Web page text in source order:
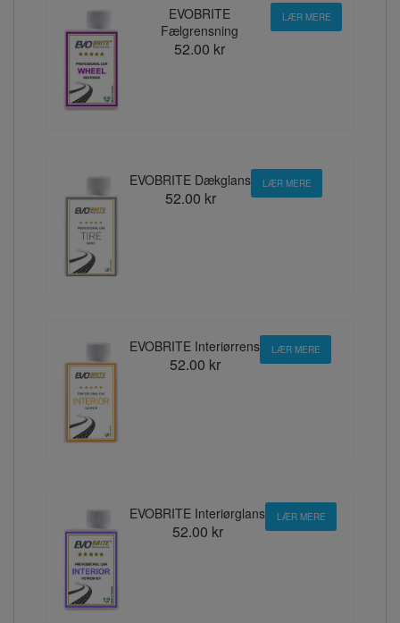
EVOBRITE
Fælgrensning
52.00 kr
LÆR MERE
EVOBRITE Dækglans
52.00 kr
LÆR MERE
EVOBRITE Interiørrens
52.00 kr
LÆR MERE
EVOBRITE Interiørglans
52.00 kr
LÆR MERE